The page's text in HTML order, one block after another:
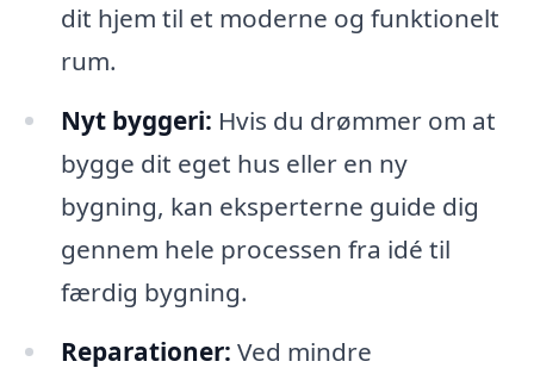
dit hjem til et moderne og funktionelt
rum.
Nyt byggeri: Hvis du drømmer om at
bygge dit eget hus eller en ny
bygning, kan eksperterne guide dig
gennem hele processen fra idé til
færdig bygning.
Reparationer: Ved mindre